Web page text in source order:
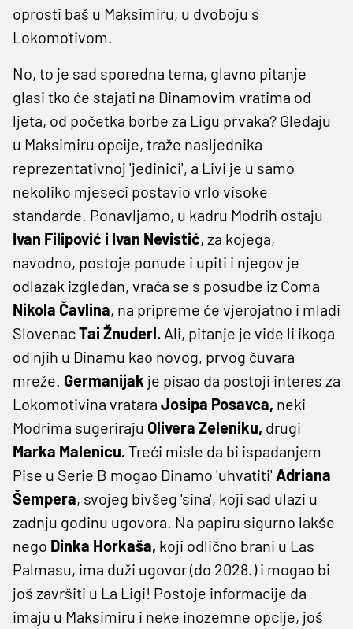
oprosti baš u Maksimiru, u dvoboju s
Lokomotivom.
No, to je sad sporedna tema, glavno pitanje
glasi tko će stajati na Dinamovim vratima od
ljeta, od početka borbe za Ligu prvaka? Gledaju
u Maksimiru opcije, traže nasljednika
reprezentativnoj 'jedinici', a Livi je u samo
nekoliko mjeseci postavio vrlo visoke
standarde. Ponavljamo, u kadru Modrih ostaju
Ivan Filipović i Ivan Nevistić, za kojega,
navodno, postoje ponude i upiti i njegov je
odlazak izgledan, vraća se s posudbe iz Coma
Nikola Čavlina, na pripreme će vjerojatno i mladi
SlovenacTai Žnuderl. Ali, pitanje je vide li ikoga
od njih u Dinamu kao novog, prvog čuvara
mreže. Germanijak je pisao da postoji interes za
Lokomotivina vratara Josipa Posavca, neki
Modrima sugeriraju Olivera Zeleniku, drugi
Marka Malenicu.Treći misle da bi ispadanjem
Pise u Serie B mogao Dinamo 'uhvatiti' Adriana
Šempera, svojeg bivšeg 'sina', koji sad ulazi u
zadnju godinu ugovora. Na papiru sigurno lakše
nego Dinka Horkaša, koji odlično brani u Las
Palmasu, ima duži ugovor (do 2028.) i mogao bi
još završiti u La Ligi! Postoje informacije da
imaju u Maksimiru i neke inozemne opcije, još